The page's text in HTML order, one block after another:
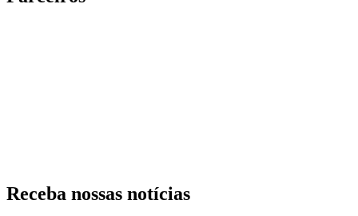
Receba nossas notícias